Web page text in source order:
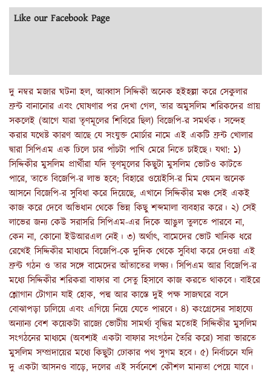
Like our Facebook Page
দু নম্বর মজার ঘটনা হল, আব্বাস সিদ্দিকী অনেক হইহল্লা করে সেকুলার
ফ্রন্ট বানানোর এবং ঘোষণার পর দেখা গেল, তার অমুসলিম শরিকদের প্রায়
সকলেই (আগে যারা তৃণমূলের শিবিরে ছিল) বিজেপি-র সমর্থক। সন্দেহ
করার যথেষ্ট কারণ আছে যে সংযুক্ত মোর্চার নামে এই একটি ফ্রন্ট খোলার
দ্বারা সিপিএম এক ঢিলে চার পাঁচটা পাখি মেরে নিতে চাইছে। যথা: ১)
সিদ্দিকীর মুসলিম প্রার্থীরা যদি তৃণমূলের কিছুটা মুসলিম ভোটও কাটতে
পারে, তাতে বিজেপি-র লাভ হবে; বিহারে ওয়েইসি-র মিম যেমন অনেক
আসনে বিজেপি-র সুবিধা করে দিয়েছে, এখানে সিদ্দিকীর মঞ্চ সেই একই
কাজ করে দেবে অভিধান থেকে ভিন্ন কিছু শব্দমালা ব্যবহার করে। ২) সেই
লাভের জন্য কেউ সরাসরি সিপিএম-এর দিকে আঙুল তুলতে পারবে না,
কেন না, কোনো ইউআরএল নেই। ৩) অর্থাৎ, বামেদের ভোট খানিক ধরে
রেখেই সিদ্দিকীর মাধ্যমে বিজেপি-কে দুদিক থেকে সুবিধা করে দেওয়া এই
ফ্রন্ট গঠন ও তার সঙ্গে বামেদের আঁতাতের লক্ষ্য। সিপিএম আর বিজেপি-র
মধ্যে সিদ্দিকীর শরিকরা বাফার বা সেতু হিসাবে কাজ করতে থাকবে। বাইরে
শ্লোগান টোগান যাই হোক, পদ্ম আর কাস্তে দুই পক্ষ সাজঘরে বসে
বোঝাপড়া চালিয়ে এবং এগিয়ে নিয়ে যেতে পারবে। ৪) কংগ্রেসের সাহায্যে
অন্যান্য বেশ কয়েকটা রাজ্যে ভোটীয় সামর্থ্য বৃদ্ধির মতোই সিদ্দিকীর মুসলিম
সংগঠনের মাধ্যমে (অবশ্যই একটা বাফার সংগঠন তৈরি করে) সারা ভারতে
মুসলিম সম্প্রদায়ের মধ্যে কিছুটা ঢোকার পথ সুগম হবে। ৫) নির্বাচনে যদি
দু একটা আসনও বাড়ে, দলের এই সর্বনেশে কৌশল মান্যতা পেয়ে যাবে।